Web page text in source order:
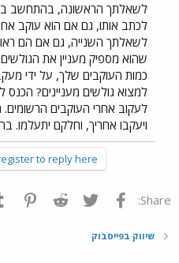
לשאלתך הראשונה, בהתחשב
לכתב אותו, גם אם הוא עוקב
לשאלתך השנייה, גם אם הם
שהוא מספיק מעניין את
כמות העוקבים שלך, על ידי
למצוא גולשים מעניינים?
לעקוב אחרי העוקבים
ויעקבו אחריך, וחלקם יתעלמו.
to reply here.
Share: פייסבוק Twitter
Reddit
שיווק בפייסבוק